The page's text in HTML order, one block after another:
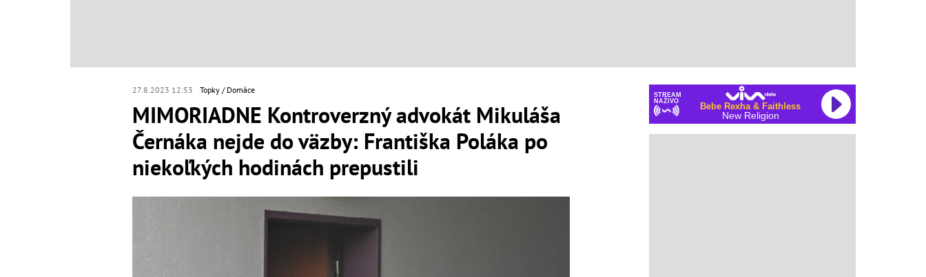
27.8.2023 12:53 Topky Domáce
MIMORIADNE Kontroverzný advokát Mikuláša
Černáka nejde do väzby: Františka Poláka po
niekoľkých hodinách prepustili
STREAM
NAŽIVO
Bebe Rexha & Faithless
New Religion